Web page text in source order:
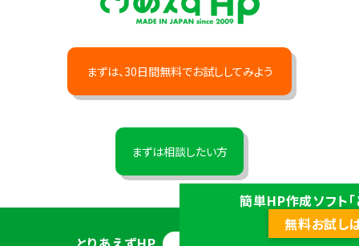
まずは、30日間無料でお試ししてみよう
まずは相談したい方
簡単HP作成ソフト「
無料お試し